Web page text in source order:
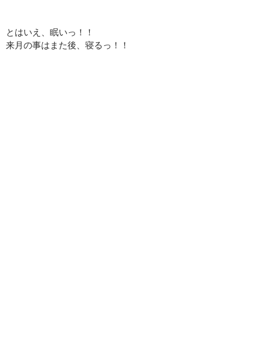
とはいえ、眠いっ！！
来月の事はまた後、寝るっ！！